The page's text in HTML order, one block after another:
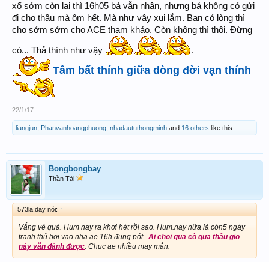
xổ sớm còn lại thì 16h05 bả vẫn nhận, nhưng bả không có gửi
đi cho thầu mà ôm hết. Mà như vậy xui lắm. Bạn có lòng thì
cho sớm sớm cho ACE tham khảo. Còn không thì thôi. Đừng
có... Thả thính như vậy .
Tâm bất thính giữa dòng đời vạn thính
22/1/17
liangjun Phanvanhoangphuong nhadaututhongminh and 16 others like this.
Bongbongbay
Thần Tài
573la.day nói: ↑
Vắng vẻ quá. Hum nay ra khơi hét rồi sao. Hum.nay nữa là còn5 ngày
tranh thủ bơi vao nha ae 16h đung pót . Ai choi qua cò qua thầu gio
này vẫn đánh được. Chuc ae nhiều may mắn.